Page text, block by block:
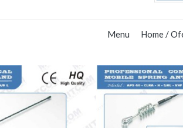
Menu Home /